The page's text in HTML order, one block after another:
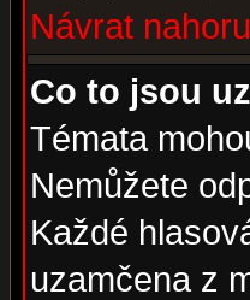
Návrat nahoru
Co to jsou
Témata
Nemůžete
Každé
uzamčena z